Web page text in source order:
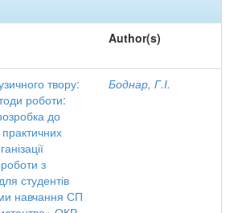
Author(s)
твору:
роботи:
до
з
студентів
навчання СП
Боднар, Г.І.